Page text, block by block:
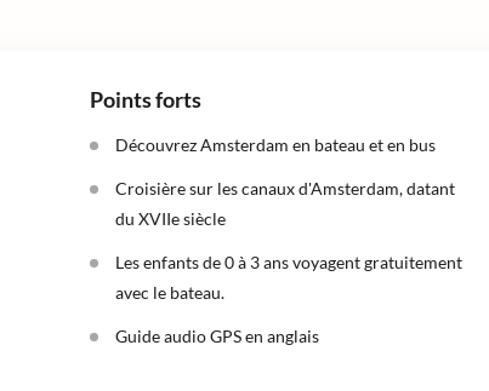
Points forts
Découvrez Amsterdam en bateau et en bus
Croisière sur les canaux d'Amsterdam, datant
du XVIIe siècle
Les enfants de 0 à 3 ans voyagent gratuitement
avec le bateau.
Guide audio GPS en anglais